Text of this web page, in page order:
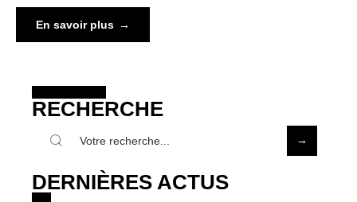
En savoir plus
RECHERCHE
DERNIÈRES ACTUS